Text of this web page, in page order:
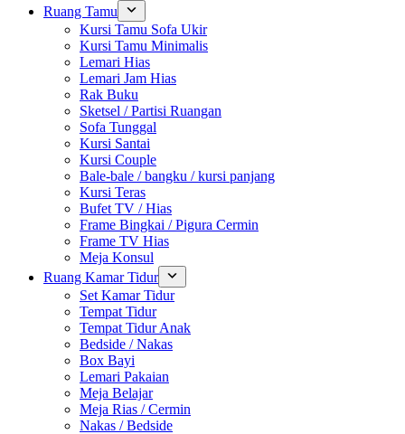
Ruang Tamu
Kursi Tamu Sofa Ukir
Kursi Tamu Minimalis
Lemari Hias
Lemari Jam Hias
Rak Buku
Sketsel / Partisi Ruangan
Sofa Tunggal
Kursi Santai
Kursi Couple
Bale-bale / bangku / kursi panjang
Kursi Teras
Bufet TV / Hias
Frame Bingkai / Pigura Cermin
Frame TV Hias
Meja Konsul
Ruang Kamar Tidur
Set Kamar Tidur
Tempat Tidur
Tempat Tidur Anak
Bedside / Nakas
Box Bayi
Lemari Pakaian
Meja Belajar
Meja Rias / Cermin
Nakas / Bedside